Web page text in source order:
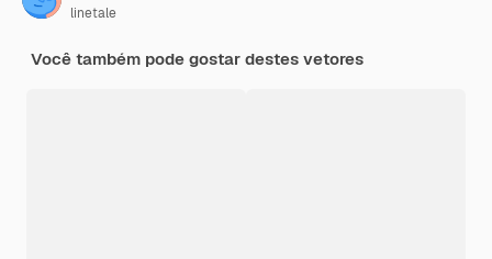
linetale
Você também pode gostar destes vetores